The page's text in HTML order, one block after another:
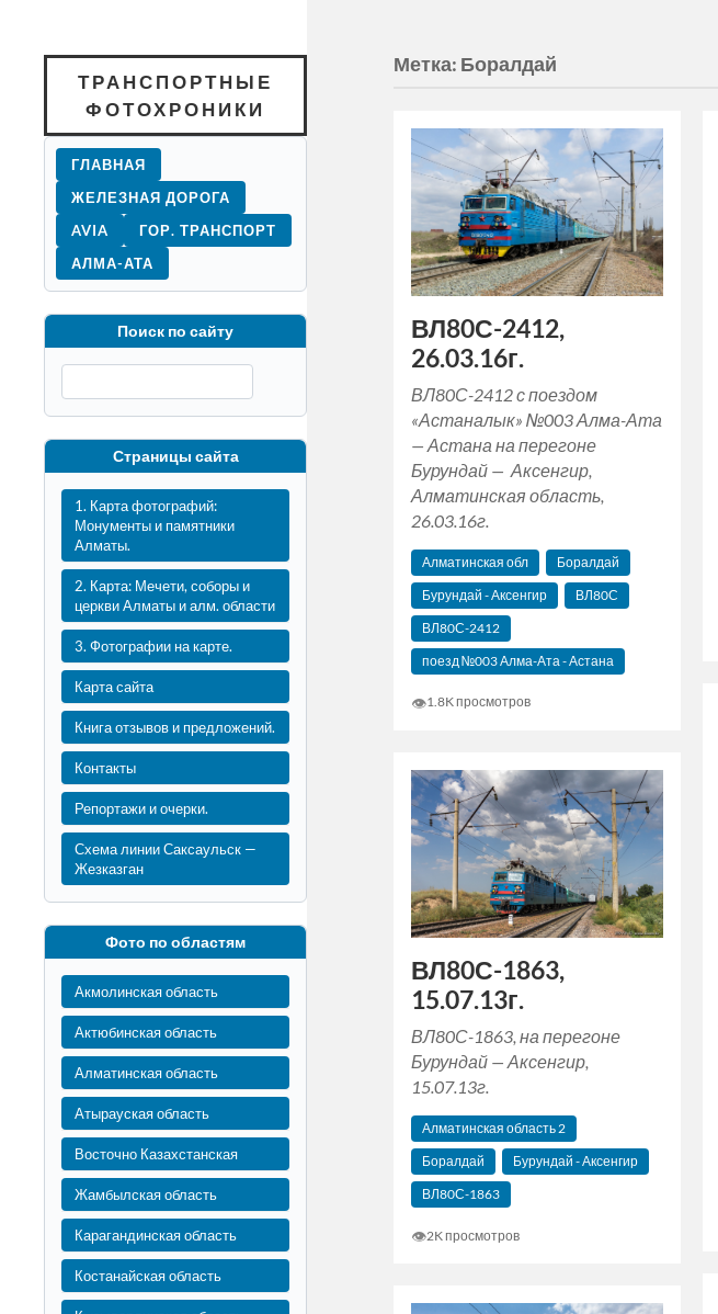
ТРАНСПОРТНЫЕ
ФОТОХРОНИКИ
ГЛАВНАЯ
ЖЕЛЕЗНАЯ ДОРОГА
AVIA
ГОР. ТРАНСПОРТ
АЛМА-АТА
Поиск по сайту
Страницы сайта
1. Карта фотографий:
Монументы и памятники
Алматы.
2. Карта: Мечети, соборы и
церкви Алматы и алм. области
3. Фотографии на карте.
Карта сайта
Книга отзывов и предложений.
Контакты
Репортажи и очерки.
Схема линии Саксаульск —
Жезказган
Фото по областям
Акмолинская область
Актюбинская область
Алматинская область
Атырауская область
Восточно Казахстанская
Жамбылская область
Карагандинская область
Костанайская область
Метка: Боралдай
ВЛ80С-2412,
26.03.16г.
ВЛ80С-2412 с поездом
«Астаналык» №003 Алма-Ата
— Астана на перегоне
Бурундай — Аксенгир,
Алматинская область,
26.03.16г.
Алматинская обл
Боралдай
Бурундай - Аксенгир
ВЛ80С
ВЛ80С-2412
поезд №003 Алма-Ата - Астана
👁1.8K просмотров
ВЛ80С-1863,
15.07.13г.
ВЛ80С-1863, на перегоне
Бурундай — Аксенгир,
15.07.13г.
Алматинская область 2
Боралдай
Бурундай - Аксенгир
ВЛ80С-1863
👁2K просмотров